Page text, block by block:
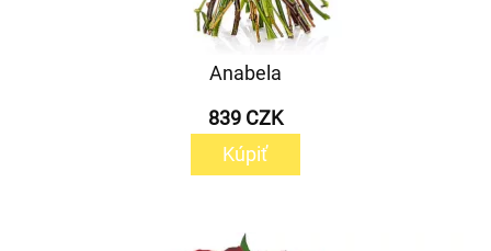
Anabela
839 CZK
Kúpiť